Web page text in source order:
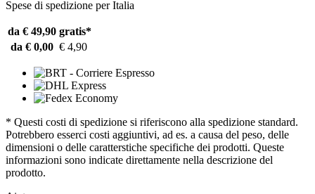
Spese di spedizione per Italia
da € 49,90 gratis*
da € 0,00 € 4,90
* Questi costi di spedizione si riferiscono alla spedizione standard.
Potrebbero esserci costi aggiuntivi, ad es. a causa del peso, delle
dimensioni o delle caratterstiche specifiche dei prodotti. Queste
informazioni sono indicate direttamente nella descrizione del
prodotto.